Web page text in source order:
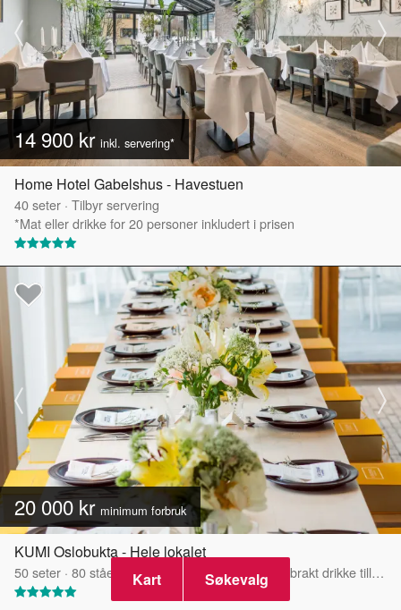
14 900 kr inkl. servering*
Home Hotel Gabelshus - Havestuen
40seter · Tilbyr servering
*Mat eller drikke for 20 personer inkludert i prisen
20 000 kr minimum forbruk
KUMI Oslobukta - Hele lokalet
50seter · 80stående· Medbrakt mat tillatt · Medbrakt drikke tillatt
Kart Søkevalg